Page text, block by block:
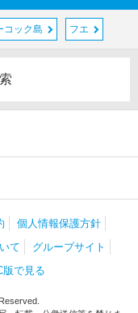
コック島 フエ
個人情報保護方針
て
グループサイト
版で見る